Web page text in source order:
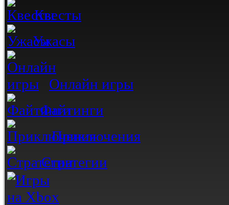
Квесты
Ужасы
Онлайн игры
Файтинги
Приключения
Стратегии